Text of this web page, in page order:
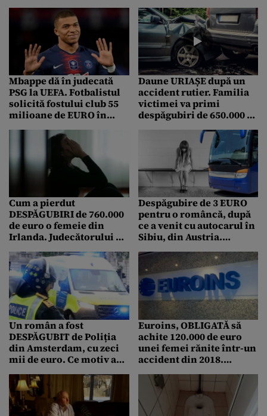
Artefactele furate, de
negăsit
britanice
Mbappe dă în judecată
PSG la UEFA. Fotbalistul
solicită fostului club 55
milioane de EURO în
Daune URIAȘE după un
accident rutier. Familia
victimei va primi
despăgubiri de 650.000 de
Cum a pierdut
DESPĂGUBIRI de 760.000
de euro o femeie din
Irlanda. Judecătorului nu
văzut fotografia ei
Despăgubire de 3 EURO
pentru o româncă, după
ce a venit cu autocarul în
Sibiu, din Austria.
exista toaletă
Un român a fost
DESPĂGUBIT de Poliția
din Amsterdam, cu zeci
mii de euro. Ce motiv a
Euroins, OBLIGATĂ să
achite 120.000 de euro
unei femei rănite într-un
accident din 2018.
acum sentința finală